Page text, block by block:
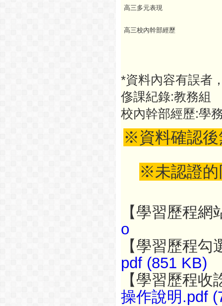
高三多元表現
高三校內幹部經歷
*資料內容有誤者
俢課紀錄:教務組
校內幹部經歷:學
※資料確認後
※未認證的
【學習歷程網
o
【學習歷程
pdf (851 KB)
【學習歷程
操作說明.pdf